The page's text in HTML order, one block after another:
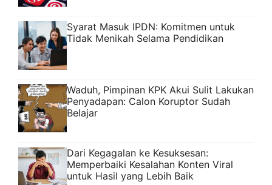
Syarat Masuk IPDN: Komitmen untuk
Tidak Menikah Selama Pendidikan
Waduh, Pimpinan KPK Akui Sulit Lakukan
Penyadapan: Calon Koruptor Sudah
Belajar
Dari Kegagalan ke Kesuksesan:
Memperbaiki Kesalahan Konten Viral
untuk Hasil yang Lebih Baik